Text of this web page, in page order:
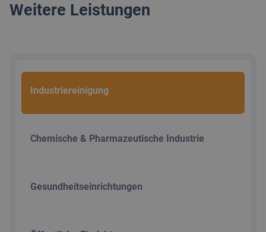
Weitere Leistungen
Industriereinigung
Chemische & Pharmazeutische Industrie
Gesundheitseinrichtungen